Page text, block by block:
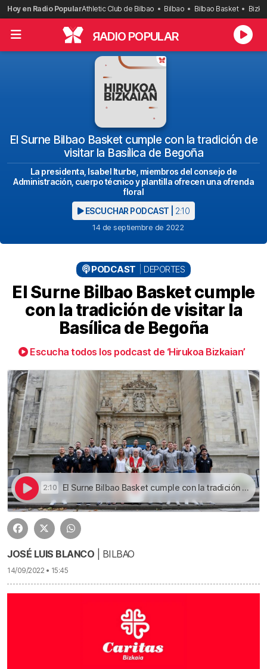
Saltar
al
contenido
Hoy en Radio PopularAthletic Club de Bilbao Bilbao Bilbao Basket
RADIO POPULAR
El Surne Bilbao Basket cumple con la tradición de
visitar la Basílica de Begoña
La presidenta, Isabel Iturbe, miembros del consejo de
Administración, cuerpo técnico y plantilla ofrecen una ofrenda
floral
ESCUCHAR PODCAST | 2:10
14 de septiembre de 2022
PODCAST DEPORTES
El Surne Bilbao Basket cumple
con la tradición de visitar la
Basílica de Begoña
Escucha todos los podcast de ‘Hirukoa Bizkaian’
2:10 El Surne Bilbao Basket cumple con la tradición de visitar la Basílica de Begoña | El Surne Bilbao Basket cumple con la tradición de visitar la Basílica de Begoña
JOSÉ LUIS BLANCO | BILBAO
14/09/2022 • 15:45